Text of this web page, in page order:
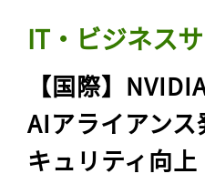
IT・ビジネス
【国際】
AIアライアン
キュリティ向上